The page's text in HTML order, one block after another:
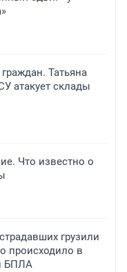
Татьяна
атакует склады
Что известно о
грузили
происходило в
БПЛА